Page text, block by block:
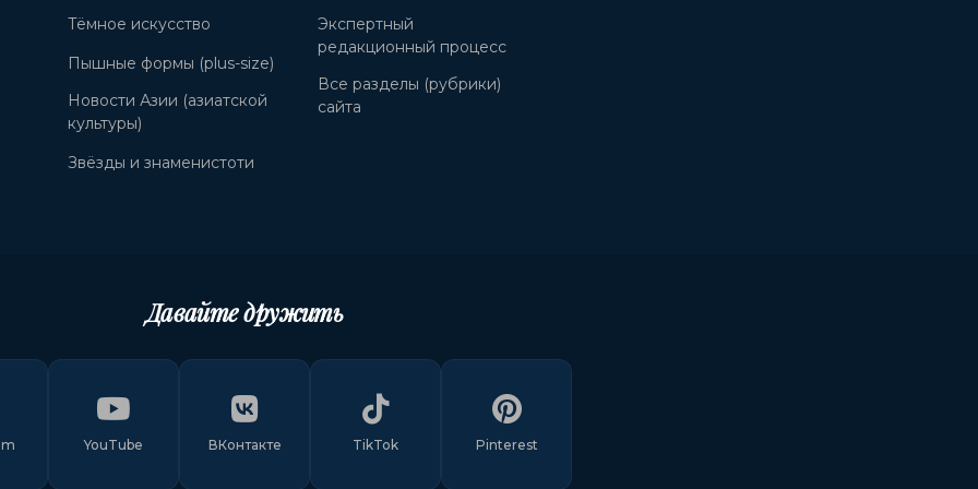
Тёмное искусство
Пышные формы (plus-size)
Новости Азии (азиатской
культуры)
Звёзды и знаменистоти
Экспертный
редакционный процесс
Все разделы (рубрики)
сайта
Давайте дружить
YouTube ВКонтакте TikTok Pinterest